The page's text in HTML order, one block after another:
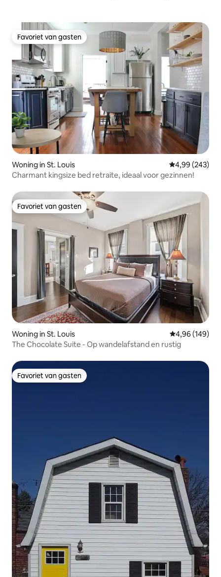
Favoriet van gasten
Favoriet van gasten
Woning in St. Louis Gemiddelde
4,99 (243)
Charmant kingsize bed retraite, ideaal voor gezinnen!
Favoriet van gasten
Favoriet van gasten
Woning in St. Louis Gemiddelde
4,96 (149)
The Chocolate Suite - Op wandelafstand en rustig
Favoriet van gasten
Favoriet van gasten